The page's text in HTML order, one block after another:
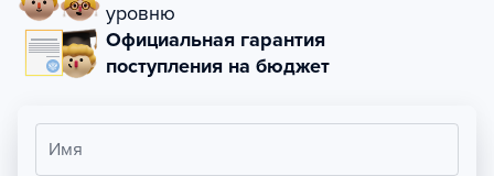
уровню
Официальная гарантия
поступления на бюджет
Имя